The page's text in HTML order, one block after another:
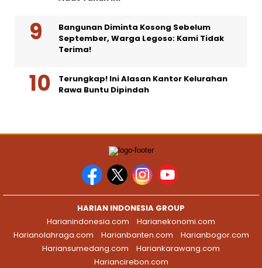
Bangunan Diminta Kosong Sebelum
September, Warga Legoso: Kami Tidak
Terima!
Terungkap! Ini Alasan Kantor Kelurahan
Rawa Buntu Dipindah
HARIAN INDONESIA GROUP
Harianindonesia.com
Harianekonomi.com
Harianolahraga.com
Harianbanten.com
Harianbogor.com
Hariansumedang.com
Hariankarawang.com
Hariancirebon.com